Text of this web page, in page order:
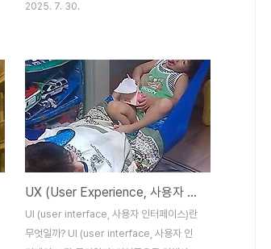
스를 사달라고 하신 어머니가 600원이라고
하니 무슨 하자가 있는 상품이 아니냐고 물어
보시더군요~^^뭐 암튼 쿠폰을 받으면 자동
으로 적용이 되는데, 유효기간은 3일정도밖
에 안되니 빨리 주문하시면 됩니다.자! 월컴
백 쿠폰을 받는 방법은 장기간 동안 쿠팡에서
구입을 하지 않으면 주는 걸로 알고 있는 분
들이 있는데, 나는 1년이나 구입하지 않았는
데도 웰컴쿠폰을 주지 않는다고 도저히 모르
2025. 7. 30.
UX (User Experience, 사용자 경험)란 무엇일까?
UI (user interface, 사용자 인터페이스)란
무엇일까? UI (user interface, 사용자 인